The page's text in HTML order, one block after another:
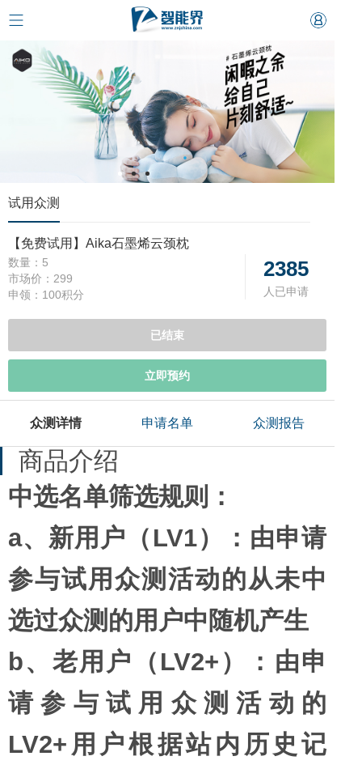
试用众测
【免费试用】Aika石墨烯云颈枕
数量： 5
市场价： 299
申领： 100积分
2385
人已申请
已结束
立即预约
众测详情 申请名单 众测报告
商品介绍
中选名单筛选规则：
a、新用户（LV1）：由申请
参与试用众测活动的从未中
选过众测的用户中随机产生
b、老用户（LV2+）：由申
请参与试用众测活动的
LV2+用户根据站内历史记